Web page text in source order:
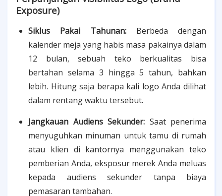
Exposure)
Siklus Pakai Tahunan:Berbeda dengan
kalender meja yang habis masa pakainya dalam
12 bulan, sebuah teko berkualitas bisa
bertahan selama 3 hingga 5 tahun, bahkan
lebih. Hitung saja berapa kali logo Anda dilihat
dalam rentang waktu tersebut.
Jangkauan Audiens Sekunder: Saat penerima
menyuguhkan minuman untuk tamu di rumah
atau klien di kantornya menggunakan teko
pemberian Anda, eksposur merek Anda meluas
kepada audiens sekunder tanpa biaya
pemasaran tambahan.